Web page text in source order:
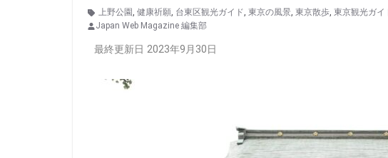
上野公園, 健康祈願, 台東区観光ガイド, 東京の風景, 東京散歩, 東京観光ガイ
Japan Web Magazine 編集部
最終更新日 2023年9月30日